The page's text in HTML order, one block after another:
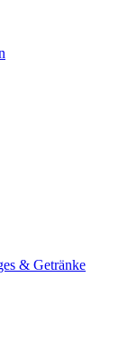
& Getränke